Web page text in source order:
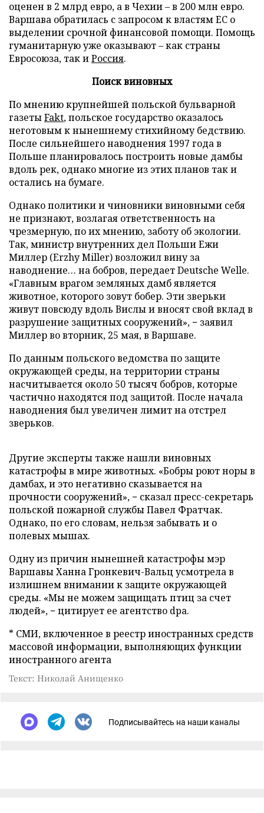
оценен в 2 млрд евро, а в Чехии – в 200 млн евро.
Варшава обратилась с запросом к властям ЕС о
выделении срочной финансовой помощи. Помощь
гуманитарную уже оказывают – как страны
Евросоюза, так иРоссия.
Поиск виновных
По мнению крупнейшей польской бульварной
газетыFakt, польское государство оказалось
неготовым к нынешнему стихийному бедствию.
После сильнейшего наводнения 1997 года в
Польше планировалось построить новые дамбы
вдоль рек, однако многие из этих планов так и
остались на бумаге.
Однако политики и чиновники виновными себя
не признают, возлагая ответственность на
чрезмерную, по их мнению, заботу об экологии.
Так, министр внутренних дел Польши Ежи
Миллер (Erzhy Miller) возложил вину за
наводнение… на бобров, передает Deutsche Welle.
«Главным врагом земляных дамб является
животное, которого зовут бобер. Эти зверьки
живут повсюду вдоль Вислы и вносят свой вклад в
разрушение защитных сооружений», − заявил
Миллер во вторник, 25 мая, в Варшаве.
По данным польского ведомства по защите
окружающей среды, на территории страны
насчитывается около 50 тысяч бобров, которые
частично находятся под защитой. После начала
наводнения был увеличен лимит на отстрел
зверьков.
Другие эксперты также нашли виновных
катастрофы в мире животных. «Бобры роют норы в
дамбах, и это негативно сказывается на
прочности сооружений», − сказал пресс-секретарь
польской пожарной службы Павел Фратчак.
Однако, по его словам, нельзя забывать и о
полевых мышах.
Одну из причин нынешней катастрофы мэр
Варшавы Ханна Гронкевич-Вальц усмотрела в
излишнем внимании к защите окружающей
среды. «Мы не можем защищать птиц за счет
людей», − цитирует ее агентство dpa.
* СМИ, включенное в реестр иностранных средств
массовой информации, выполняющих функции
иностранного агента
Текст: Николай Анищенко
Подписывайтесь на наши каналы